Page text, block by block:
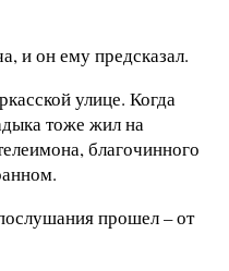
и он ему предсказал.
улице. Когда
тоже жил на
благочинного
прошел – от